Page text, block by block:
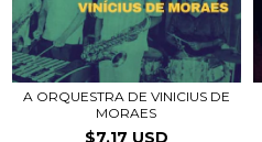
A ORQUESTRA DE VINICIUS DE
MORAES
$7.17 USD